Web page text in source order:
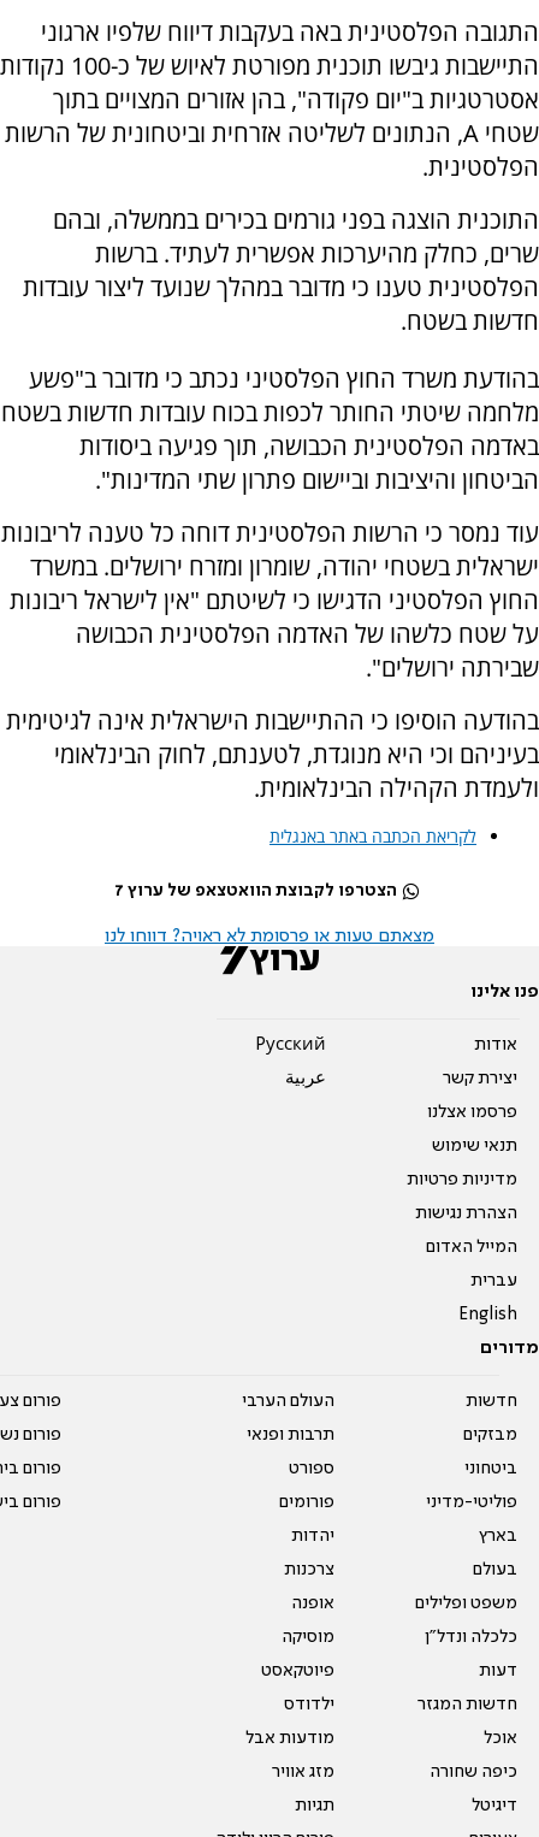
התגובה הפלסטינית באה בעקבות דיווח שלפיו ארגוני
התיישבות גיבשו תוכנית מפורטת לאיוש של כ-100 נקודות
אסטרטגיות ב"יום פקודה", בהן אזורים המצויים בתוך
שטחי A, הנתונים לשליטה אזרחית וביטחונית של הרשות
הפלסטינית.
התוכנית הוצגה בפני גורמים בכירים בממשלה, ובהם
שרים, כחלק מהיערכות אפשרית לעתיד. ברשות
הפלסטינית טענו כי מדובר במהלך שנועד ליצור עובדות
חדשות בשטח.
בהודעת משרד החוץ הפלסטיני נכתב כי מדובר ב"פשע
מלחמה שיטתי החותר לכפות בכוח עובדות חדשות בשטח
באדמה הפלסטינית הכבושה, תוך פגיעה ביסודות
הביטחון והיציבות וביישום פתרון שתי המדינות".
עוד נמסר כי הרשות הפלסטינית דוחה כל טענה לריבונות
ישראלית בשטחי יהודה, שומרון ומזרח ירושלים. במשרד
החוץ הפלסטיני הדגישו כי לשיטתם "אין לישראל ריבונות
על שטח כלשהו של האדמה הפלסטינית הכבושה
שבירתה ירושלים".
בהודעה הוסיפו כי ההתיישבות הישראלית אינה לגיטימית
בעיניהם וכי היא מנוגדת, לטענתם, לחוק הבינלאומי
ולעמדת הקהילה הבינלאומית.
לקריאת הכתבה באתר באנגלית
הצטרפו לקבוצת הוואטצאפ של ערוץ 7
מצאתם טעות או פרסומת לא ראויה? דווחו לנו
פנו אלינו
אודות
יצירת קשר
פרסמו אצלנו
תנאי שימוש
מדיניות פרטיות
הצהרת נגישות
המייל האדום
עברית
English
Pусский
عربية
מדורים
חדשות
מבזקים
ביטחוני
פוליטי-מדיני
בארץ
בעולם
משפט ופלילים
כלכלה ונדל"ן
דעות
חדשות המגזר
אוכל
כיפה שחורה
דיגיטל
העולם הערבי
תרבות ופנאי
ספורט
פורומים
יהדות
צרכנות
אופנה
מוסיקה
פיוטקאסט
ילדודס
מודעות אבל
מזג אוויר
תגיות
פורום
פורום
פורום
פורום